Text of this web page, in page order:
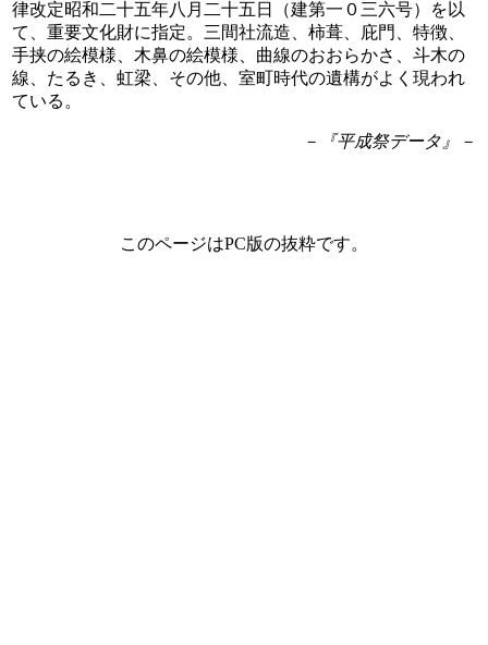
律改定昭和二十五年八月二十五日（建第一０三六号）を以
て、重要文化財に指定。三間社流造、柿葺、庇門、特徴、
手挟の絵模様、木鼻の絵模様、曲線のおおらかさ、斗木の
線、たるき、虹梁、その他、室町時代の遺構がよく現われ
ている。
－『平成祭データ』－
このページはPC版の抜粋です。